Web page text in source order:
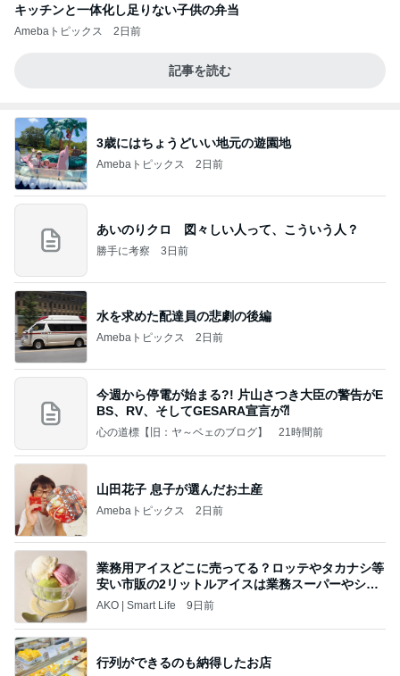
キッチンと一体化し足りない子供の弁当
Amebaトピックス 2日前
記事を読む
3歳にはちょうどいい地元の遊園地
Amebaトピックス 2日前
あいのりクロ 図々しい人って、こういう人？
勝手に考察 3日前
水を求めた配達員の悲劇の後編
Amebaトピックス 2日前
今週から停電が始まる?! 片山さつき大臣の警告がE
BS、RV、そしてGESARA宣言が⁈
心の道標【旧：ヤ～ベェのブログ】 21時間前
山田花子 息子が選んだお土産
Amebaトピックス 2日前
業務用アイスどこに売ってる？ロッテやタカナシ等
安い市販の2リットルアイスは業務スーパーやシャ
トレ
AKO | Smart Life 9日前
行列ができるのも納得したお店